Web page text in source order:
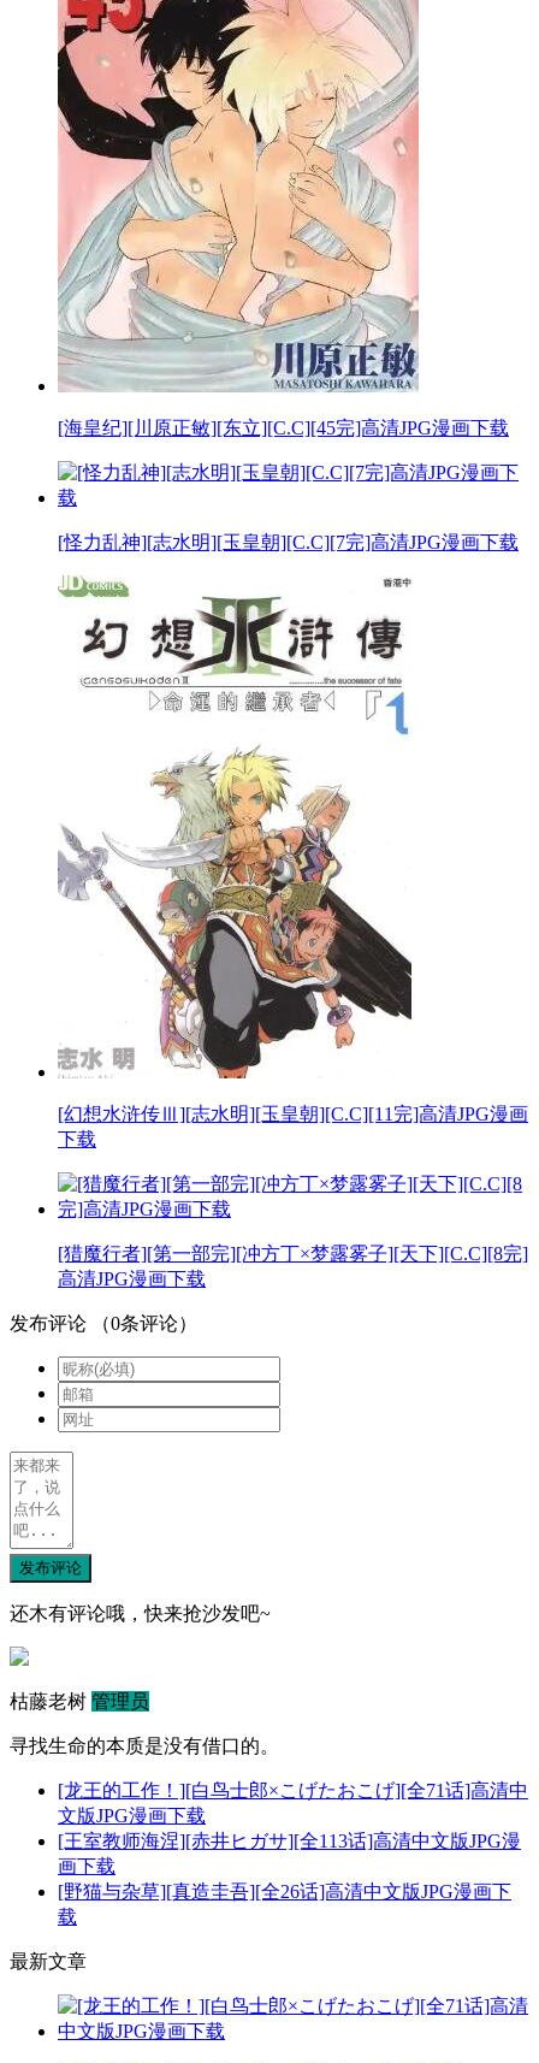
[海皇纪][川原正敏][东立][C.C][45完]高清JPG漫画下载
[怪力乱神][志水明][玉皇朝][C.C][7完]高清JPG漫画下载
[幻想水浒传Ⅲ][志水明][玉皇朝][C.C][11完]高清JPG漫画
下载
[猎魔行者][第一部完][冲方丁×梦露雾子][天下][C.C][8完]
高清JPG漫画下载
发布评论 （0条评论）
发布评论
还木有评论哦，快来抢沙发吧~
枯藤老树 管理员
寻找生命的本质是没有借口的。
[龙王的工作！][白鸟士郎×こげたおこげ][全71话]高清中
文版JPG漫画下载
[王室教师海涅][赤井ヒガサ][全113话]高清中文版JPG漫
画下载
[野猫与杂草][真造圭吾][全26话]高清中文版JPG漫画下
载
最新文章